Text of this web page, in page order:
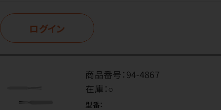
ログイン
商品番号：94-4867
在庫：○
型番：